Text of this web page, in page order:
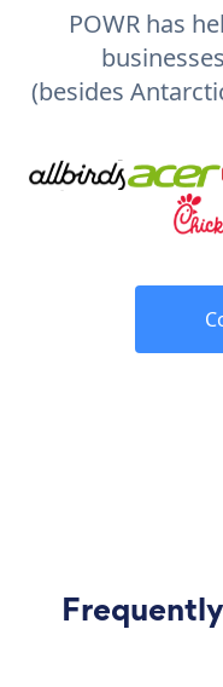
POWR has
(besides